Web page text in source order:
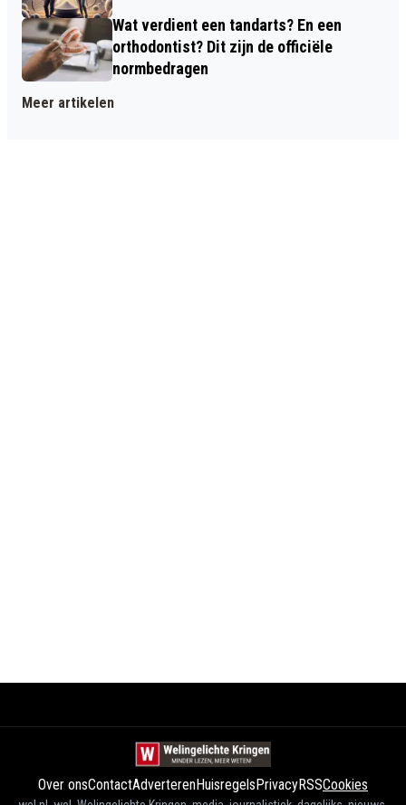
Wat verdient een tandarts? En een
orthodontist? Dit zijn de officiële
normbedragen
Meer artikelen
Over onsContactAdverterenHuisregelsPrivacyRSSCookies